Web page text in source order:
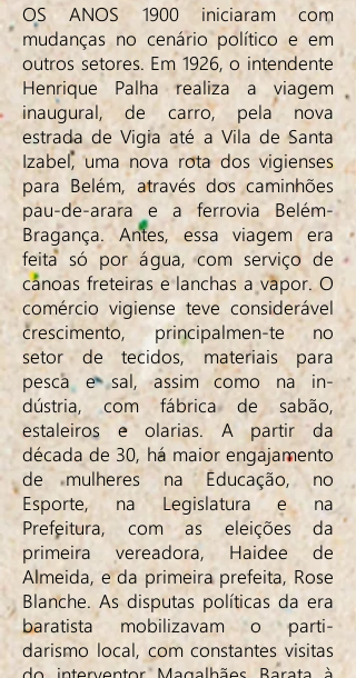
OS ANOS 1900 iniciaram com
mudanças no cenário político e em
outros setores. Em 1926, o intendente
Henrique Palha realiza a viagem
inaugural, de carro, pela nova
estrada de Vigia até a Vila de Santa
Izabel, uma nova rota dos vigienses
para Belém, através dos caminhões
pau-de-arara e a ferrovia Belém-
Bragança. Antes, essa viagem era
feita só por água, com serviço de
canoas freteiras e lanchas a vapor. O
comércio vigiense teve considerável
crescimento, principalmen-te no
setor de tecidos, materiais para
pesca e sal, assim como na in-
dústria, com fábrica de sabão,
estaleiros e olarias. A partir da
década de 30, há maior engajamento
de mulheres na Educação, no
Esporte, na Legislatura e na
Prefeitura, com as eleições da
primeira vereadora, Haidee de
Almeida, e da primeira prefeita, Rose
Blanche. As disputas políticas da era
baratista mobilizavam o parti-
darismo local, com constantes visitas